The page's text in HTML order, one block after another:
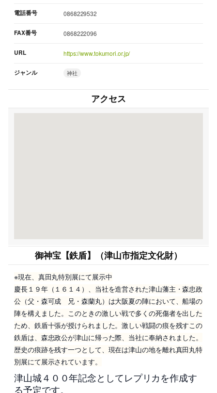
電話番号 0868229532
FAX番号 0868222096
URL https://www.tokumori.or.jp/
ジャンル 神社
アクセス
御神宝【鉄盾】（津山市指定文化財）
※現在、真田丸特別展にて展示中
慶長１９年（１６１４）、当社を造営された津山藩主・森忠政
公（父・森可成 兄・森蘭丸）は大阪夏の陣において、船場の
陣を構えました。このときの激しい戦で多くの死傷者を出した
ため、鉄盾十張が授けられました。激しい戦闘の痕を残すこの
鉄盾は、森忠政公が津山に帰った際、当社に奉納されました。
歴史の痕跡を残す一つとして、現在は津山の地を離れ真田丸特
別展にて展示されています。
津山城４００年記念としてレプリカを作成す
る予定です。